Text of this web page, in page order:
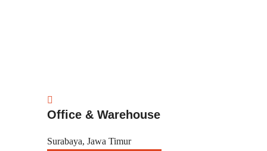
Office & Warehouse
Surabaya, Jawa Timur